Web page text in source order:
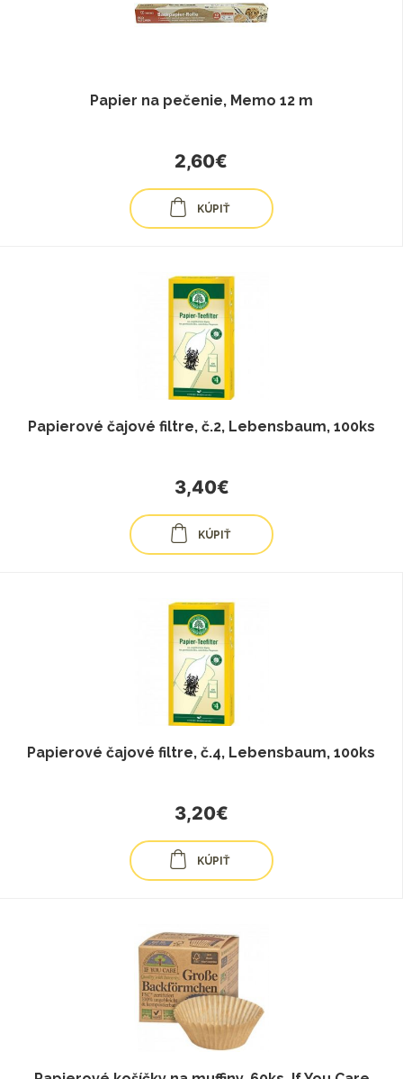
Papier na pečenie, Memo 12 m
2,60€
KÚPIŤ
Papierové čajové filtre, č.2, Lebensbaum, 100ks
3,40€
KÚPIŤ
Papierové čajové filtre, č.4, Lebensbaum, 100ks
3,20€
KÚPIŤ